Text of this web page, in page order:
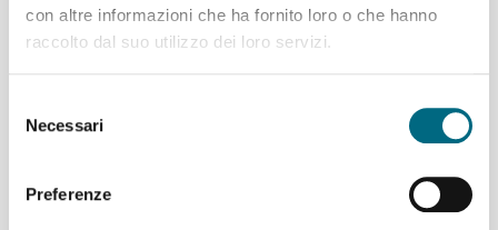
con altre informazioni che ha fornito loro o che hanno
raccolto dal suo utilizzo dei loro servizi.
delNecessari
Preferenze
presidente di AMT. Per la prima volta